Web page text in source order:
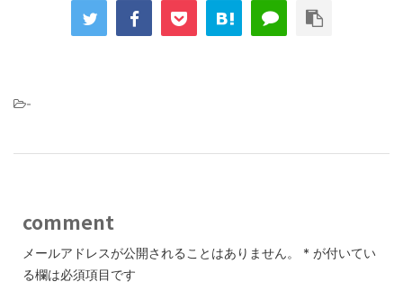
-
comment
メールアドレスが公開されることはありません。 * が付いてい
る欄は必須項目です